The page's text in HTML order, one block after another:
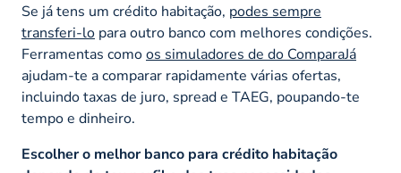
Se já tens um crédito habitação, podes sempre
transferi-lo para outro banco com melhores condições.
Ferramentas comoos simuladores de do ComparaJá
ajudam-te a comparar rapidamente várias ofertas,
incluindo taxas de juro, spread e TAEG, poupando-te
tempo e dinheiro.
Escolher o melhor banco para crédito habitação